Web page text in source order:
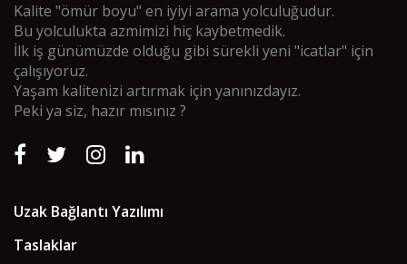
Kalite "ömür boyu" en iyiyi arama yolculuğudur.
Bu yolculukta azmimizi hiç kaybetmedik.
İlk iş günümüzde olduğu gibi sürekli yeni "icatlar" için
çalışıyoruz.
Yaşam kalitenizi artırmak için yanınızdayız.
Peki ya siz, hazır mısınız ?
Uzak Bağlantı Yazılımı
Taslaklar